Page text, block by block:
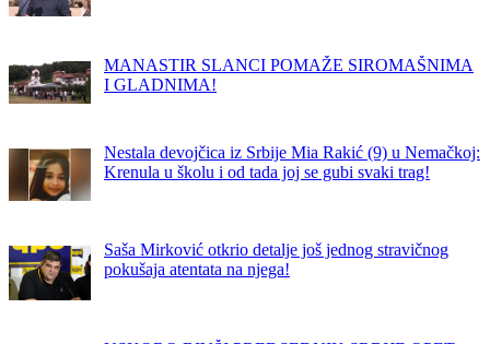
MANASTIR SLANCI POMAŽE SIROMAŠNIMA
I GLADNIMA!
Nestala devojčica iz Srbije Mia Rakić (9) u Nemačkoj:
Krenula u školu i od tada joj se gubi svaki trag!
Saša Mirković otkrio detalje još jednog stravičnog
pokušaja atentata na njega!